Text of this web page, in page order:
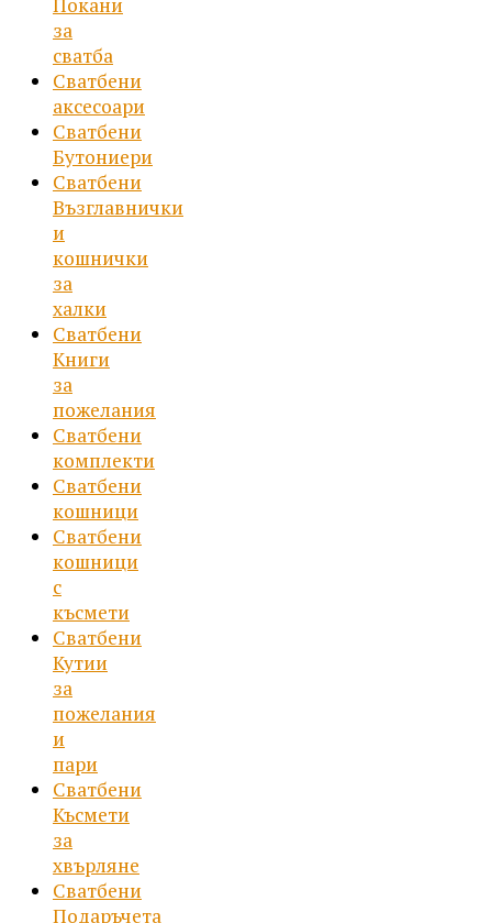
Покани
за
сватба
Сватбени
аксесоари
Сватбени
Бутониери
Сватбени
Възглавнички
и
кошнички
за
халки
Сватбени
Книги
за
пожелания
Сватбени
комплекти
Сватбени
кошници
Сватбени
кошници
с
късмети
Сватбени
Кутии
за
пожелания
и
пари
Сватбени
Късмети
за
хвърляне
Сватбени
Подаръчета